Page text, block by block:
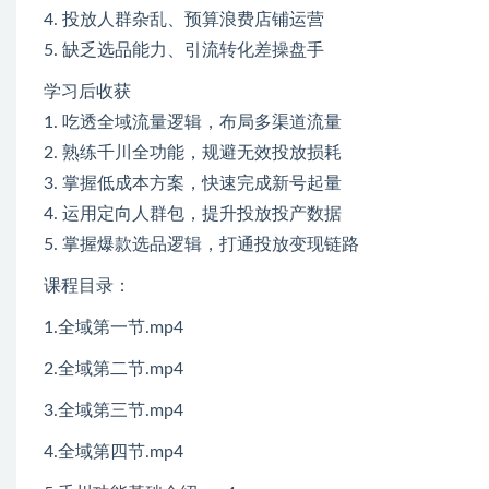
4. 投放人群杂乱、预算浪费店铺运营
5. 缺乏选品能力、引流转化差操盘手
学习后收获
1. 吃透全域流量逻辑，布局多渠道流量
2. 熟练千川全功能，规避无效投放损耗
3. 掌握低成本方案，快速完成新号起量
4. 运用定向人群包，提升投放投产数据
5. 掌握爆款选品逻辑，打通投放变现链路
课程目录：
1.全域第一节.mp4
2.全域第二节.mp4
3.全域第三节.mp4
4.全域第四节.mp4